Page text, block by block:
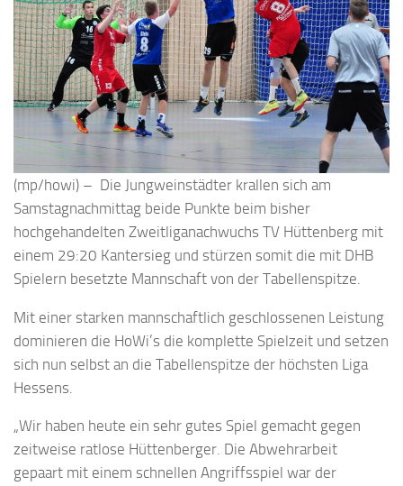
(mp/howi) – Die Jungweinstädter krallen sich am
Samstagnachmittag beide Punkte beim bisher
hochgehandelten Zweitliganachwuchs TV Hüttenberg mit
einem 29:20 Kantersieg und stürzen somit die mit DHB
Spielern besetzte Mannschaft von der Tabellenspitze.
Mit einer starken mannschaftlich geschlossenen Leistung
dominieren die HoWi’s die komplette Spielzeit und setzen
sich nun selbst an die Tabellenspitze der höchsten Liga
Hessens.
„Wir haben heute ein sehr gutes Spiel gemacht gegen
zeitweise ratlose Hüttenberger. Die Abwehrarbeit
gepaart mit einem schnellen Angriffsspiel war der